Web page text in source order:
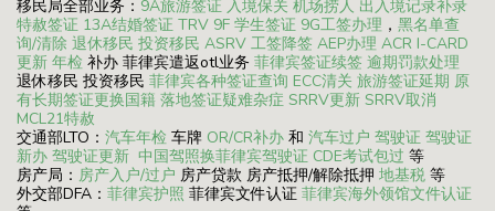
移民局全部业务： 9A旅游签证 入境保关 机场捞人 出入境记录补录
特赦签证 13A结婚签证 TRV 9F 学生签证 9G工签办理 ， 黑名单查
询/清除 退休移民 投资移民 ASRV 工签降签 AEP办理 ACR I-CARD
更新 年检 补办 菲律宾遣返otl业务 菲律宾签证续签 逾期罚款处理
退休移民 投资移民 菲律宾各种签证查询 ECC清关 旅游签证延期 原
有长期签证更换国籍 落地签证疑难杂症 SRRV更新 SRRV取消
MCL21特赦
交通部LTO： 汽车年检 车牌 OR/CR补办 和 汽车过户 驾驶证 驾驶证
新办 驾驶证更新 中国驾照换菲律宾驾驶证 CDE考试包过 等
房产局： 房产入户/过户 房产贷款 房产抵押/解除抵押 地基税 等
外交部DFA： 菲律宾护照 菲律宾文件认证 菲律宾海外领馆文件认证